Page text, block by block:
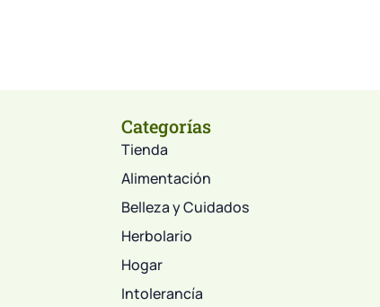
Categorías
Tienda
Alimentación
Belleza y Cuidados
Herbolario
Hogar
Intolerancía